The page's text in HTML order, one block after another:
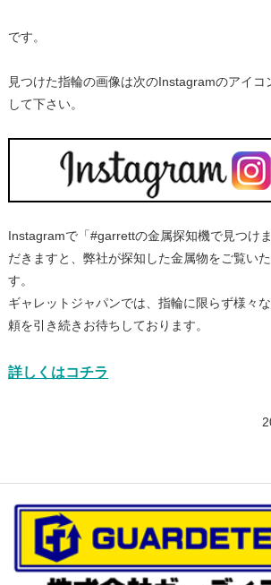
です。
見つけた指輪の画像は次のInstagramのアイ
して下さい。
Instagramで「#garrettの金属探知機で見つけ
だきますと、弊社が探知した金属物をご覧い
す。
ギャレットジャパンでは、指輪に限らず様々
頼を引き続きお待ちしております。
詳しくはコチラ